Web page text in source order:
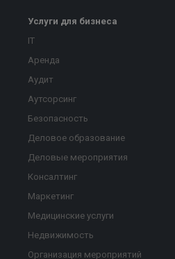
Услуги для бизнеса
IT
Аренда
Аудит
Аутсорсинг
Безопасность
Деловое образование
Деловые мероприятия
Консалтинг
Маркетинг
Медицинские услуги
Недвижимость
Организация мероприятий